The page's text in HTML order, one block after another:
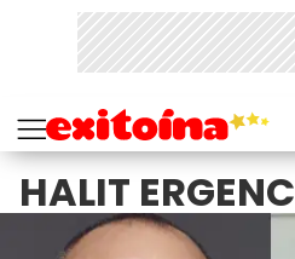
HALIT ERGENC